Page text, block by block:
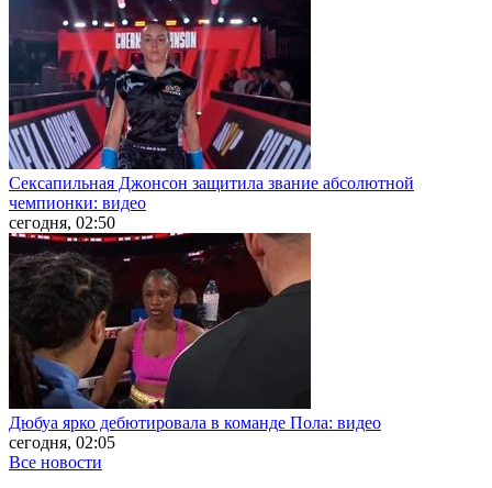
Сексапильная Джонсон защитила звание абсолютной
чемпионки: видео
сегодня, 02:50
Дюбуа ярко дебютировала в команде Пола: видео
сегодня, 02:05
Все новости